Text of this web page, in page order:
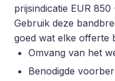
prijsindicatie EUR
Gebruik deze
goed wat elke offerte
Omvang van het
Benodigde